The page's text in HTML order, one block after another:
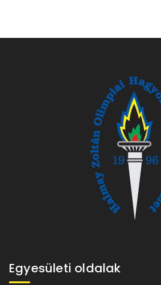
Egyesületi oldalak